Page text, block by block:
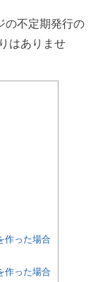
の不定期発行の
はありませ
作った場合
作った場合